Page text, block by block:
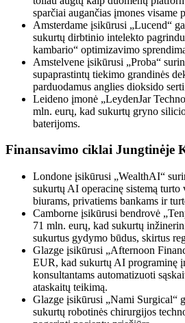
sparčiai augančias įmones visame
Amsterdame įsikūrusi „Lucend“
sukurtų dirbtinio intelekto
kambario“ optimizavimo
Amstelvene įsikūrusi „Proba“
supaprastintų tiekimo grandinės
parduodamus anglies dioksido
Leideno įmonė „LeydenJar
mln. eurų, kad sukurtų gryno
baterijoms.
Finansavimo ciklai Jungtinėje
Londone įsikūrusi „WealthAI“
sukurtų AI operacinę sistemą turto
biurams, privatiems bankams ir
Camborne įsikūrusi bendrovė
71 mln. eurų, kad sukurtų
sukurtus gydymo būdus, skirtus
Glazge įsikūrusi „Afternoon
EUR, kad sukurtų AI programinę
konsultantams automatizuoti
ataskaitų teikimą.
Glazge įsikūrusi „Nami Surgical“
sukurtų robotinės chirurgijos